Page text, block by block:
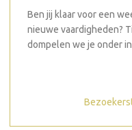
Ben jij klaar voor een
nieuwe vaardigheden?
dompelen we je onder